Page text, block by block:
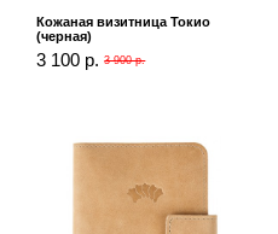
Кожаная визитница Токио
(черная)
3 100 р. 3 900 р.